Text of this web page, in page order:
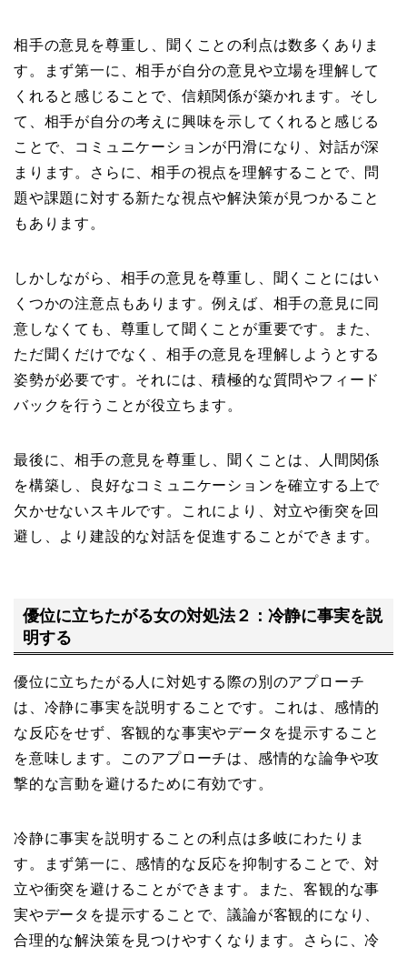
相手の意見を尊重し、聞くことの利点は数多くありま
す。まず第一に、相手が自分の意見や立場を理解して
くれると感じることで、信頼関係が築かれます。そし
て、相手が自分の考えに興味を示してくれると感じる
ことで、コミュニケーションが円滑になり、対話が深
まります。さらに、相手の視点を理解することで、問
題や課題に対する新たな視点や解決策が見つかること
もあります。
しかしながら、相手の意見を尊重し、聞くことにはい
くつかの注意点もあります。例えば、相手の意見に同
意しなくても、尊重して聞くことが重要です。また、
ただ聞くだけでなく、相手の意見を理解しようとする
姿勢が必要です。それには、積極的な質問やフィード
バックを行うことが役立ちます。
最後に、相手の意見を尊重し、聞くことは、人間関係
を構築し、良好なコミュニケーションを確立する上で
欠かせないスキルです。これにより、対立や衝突を回
避し、より建設的な対話を促進することができます。
優位に立ちたがる女の対処法２：冷静に事実を説
明する
優位に立ちたがる人に対処する際の別のアプローチ
は、冷静に事実を説明することです。これは、感情的
な反応をせず、客観的な事実やデータを提示すること
を意味します。このアプローチは、感情的な論争や攻
撃的な言動を避けるために有効です。
冷静に事実を説明することの利点は多岐にわたりま
す。まず第一に、感情的な反応を抑制することで、対
立や衝突を避けることができます。また、客観的な事
実やデータを提示することで、議論が客観的になり、
合理的な解決策を見つけやすくなります。さらに、冷